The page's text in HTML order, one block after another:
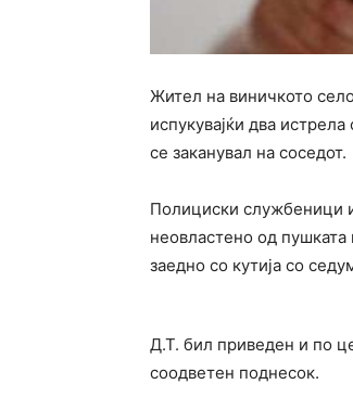
Жител на виничкото
испукувајќи два
се заканувал на соседот.
Полициски службеници
неовластено од пушката
заедно со кутија со
Д.Т. бил приведен и по
соодветен поднесок.